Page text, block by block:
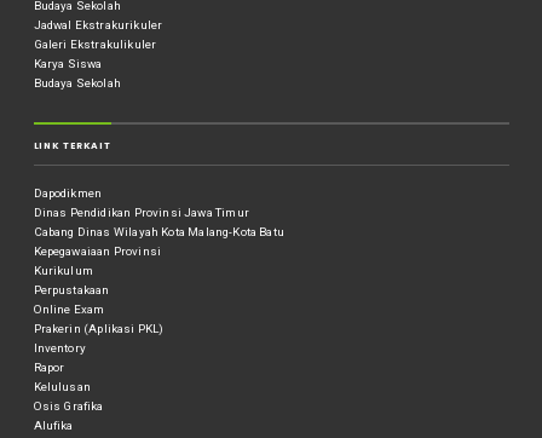
Budaya Sekolah
Jadwal Ekstrakurikuler
Galeri Ekstrakulikuler
Karya Siswa
Budaya Sekolah
LINK TERKAIT
Dapodikmen
Dinas Pendidikan Provinsi Jawa Timur
Cabang Dinas Wilayah Kota Malang-Kota Batu
Kepegawaiaan Provinsi
Kurikulum
Perpustakaan
Online Exam
Prakerin (Aplikasi PKL)
Inventory
Rapor
Kelulusan
Osis Grafika
Alufika